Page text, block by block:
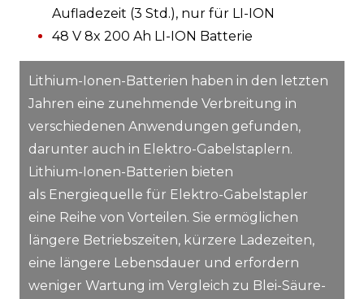
Aufladezeit (3 Std.), nur für LI-ION
48 V 8x 200 Ah LI-ION Batterie
Lithium-Ionen-Batterien haben in den letzten
Jahren eine zunehmende Verbreitung in
verschiedenen Anwendungen gefunden,
darunter auch in Elektro-Gabelstaplern.
Lithium-Ionen-Batterien bieten
als Energiequelle für Elektro-Gabelstapler
eine Reihe von Vorteilen. Sie ermöglichen
längere Betriebszeiten, kürzere Ladezeiten,
eine längere Lebensdauer und erfordern
weniger Wartung im Vergleich zu Blei-Säure-